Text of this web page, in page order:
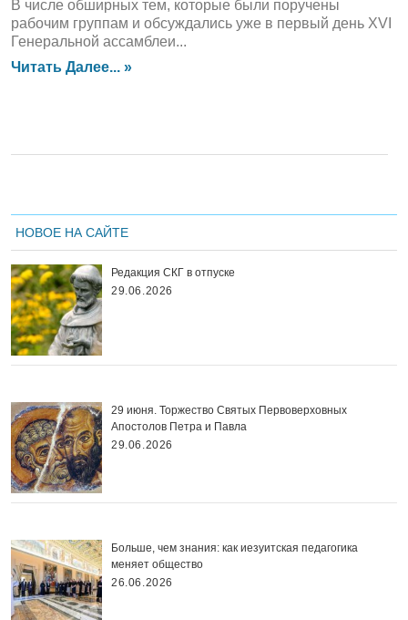
В числе обширных тем, которые были поручены
рабочим группам и обсуждались уже в первый день XVI
Генеральной ассамблеи...
Читать Далее... »
НОВОЕ НА САЙТЕ
Редакция СКГ в отпуске
29.06.2026
29 июня. Торжество Святых Первоверховных
Апостолов Петра и Павла
29.06.2026
Больше, чем знания: как иезуитская педагогика
меняет общество
26.06.2026